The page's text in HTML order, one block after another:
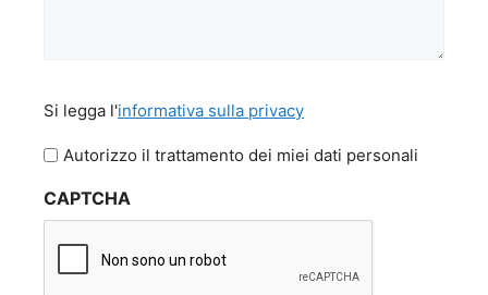
legga
l'informativa
privacy
Si legga l'informativa sulla privacy
Autorizzo il trattamento dei miei dati personali
CAPTCHA